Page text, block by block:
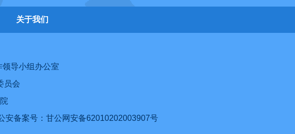
关于我们
领导小组办公室
员会
安备案号：甘公网安备62010202003907号